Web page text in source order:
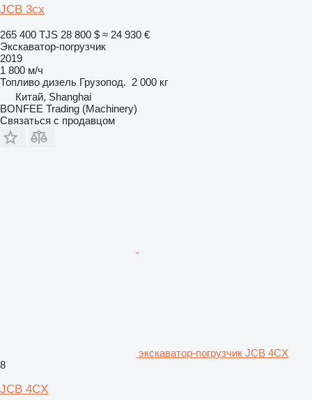
JCB 3cx
265 400 TJS 28 800 $ ≈ 24 930 €
Экскаватор-погрузчик
2019
1 800 м/ч
Топливо дизель Грузопод. 2 000 кг
Китай, Shanghai
BONFEE Trading (Machinery)
Связаться с продавцом
экскаватор-погрузчик JCB 4CX
8
JCB 4CX